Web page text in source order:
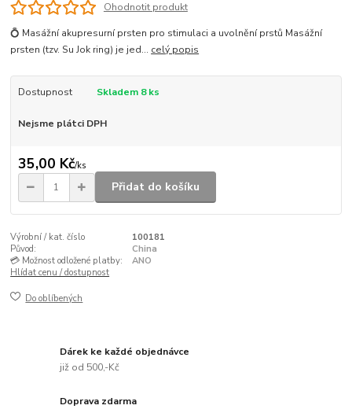
Ohodnotit produkt
💍 Masážní akupresurní prsten pro stimulaci a uvolnění prstů Masážní
prsten (tzv. Su Jok ring) je jed... celý popis
Dostupnost Skladem 8 ks
Nejsme plátci DPH
35,00 Kč/ks
Přidat do košíku
Výrobní / kat. číslo
100181
Původ:
China
💳 Možnost odložené platby:
ANO
Hlídat cenu / dostupnost
Do oblíbených
Dárek ke každé objednávce
již od 500,-Kč
Doprava zdarma